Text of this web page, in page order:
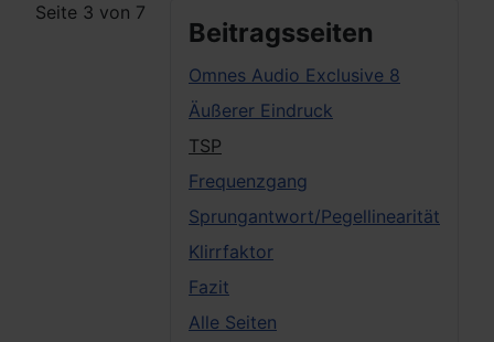
Beitragsseiten
Omnes Audio Exclusive 8
Äußerer Eindruck
TSP
Frequenzgang
Sprungantwort/Pegellinearität
Klirrfaktor
Fazit
Alle Seiten
Seite 3 von 7